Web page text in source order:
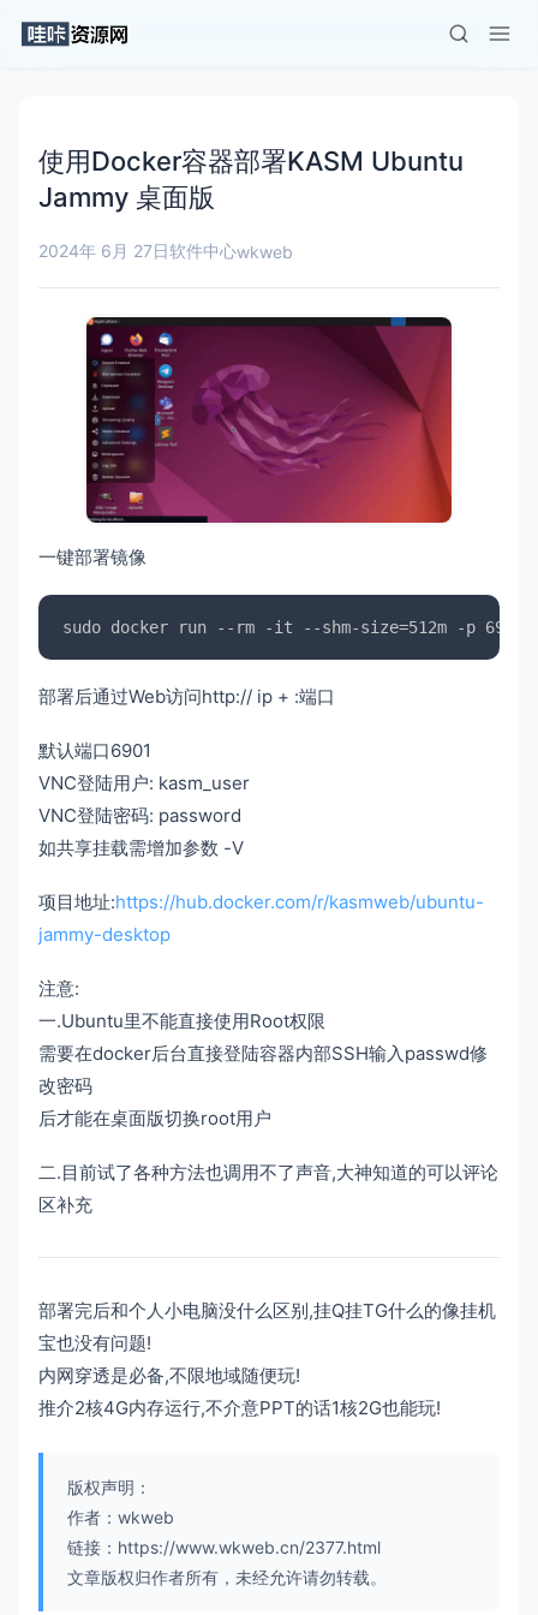
使用Docker容器部署KASM Ubuntu
Jammy 桌面版
2024年 6月 27日软件中心wkweb
一键部署镜像
部署后通过Web访问http:// ip + :端口
默认端口6901
VNC登陆用户: kasm_user
VNC登陆密码: password
如共享挂载需增加参数 -V
项目地址:https://hub.docker.com/r/kasmweb/ubuntu-
jammy-desktop
注意:
一.Ubuntu里不能直接使用Root权限
需要在docker后台直接登陆容器内部SSH输入passwd修
改密码
后才能在桌面版切换root用户
二.目前试了各种方法也调用不了声音,大神知道的可以评论
区补充
部署完后和个人小电脑没什么区别,挂Q挂TG什么的像挂机
宝也没有问题!
内网穿透是必备,不限地域随便玩!
推介2核4G内存运行,不介意PPT的话1核2G也能玩!
版权声明：
作者：wkweb
链接：https://www.wkweb.cn/2377.html
文章版权归作者所有，未经允许请勿转载。